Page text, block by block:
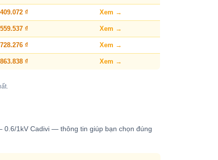
409.072 ₫ Xem →
559.537 ₫ Xem →
728.276 ₫ Xem →
863.838 ₫ Xem →
0.6/1kV Cadivi — thông tin giúp bạn chọn đúng